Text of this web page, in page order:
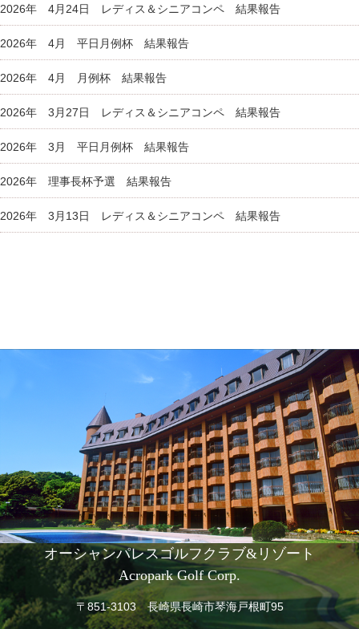
2026年 4月24日 レディス＆シニアコンペ 結果報告
2026年 4月 平日月例杯 結果報告
2026年 4月 月例杯 結果報告
2026年 3月27日 レディス＆シニアコンペ 結果報告
2026年 3月 平日月例杯 結果報告
2026年 理事長杯予選 結果報告
2026年 3月13日 レディス＆シニアコンペ 結果報告
オーシャンパレスゴルフクラブ&リゾート
Acropark Golf Corp.
〒851-3103 長崎県長崎市琴海戸根町95